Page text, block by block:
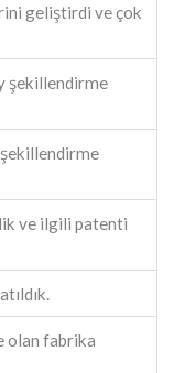
geliştirdi ve çok
şekillendirme
şekillendirme
ve ilgili patenti
olan fabrika